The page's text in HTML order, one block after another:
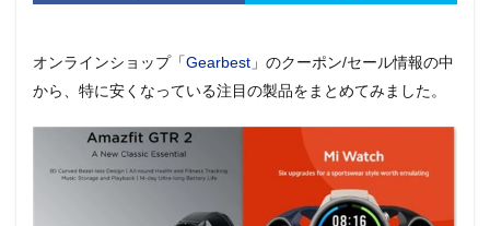
オンラインショップ「Gearbest 」のクーポン/セール情報の中
から、特に安くなっている注目の製品をまとめてみました。